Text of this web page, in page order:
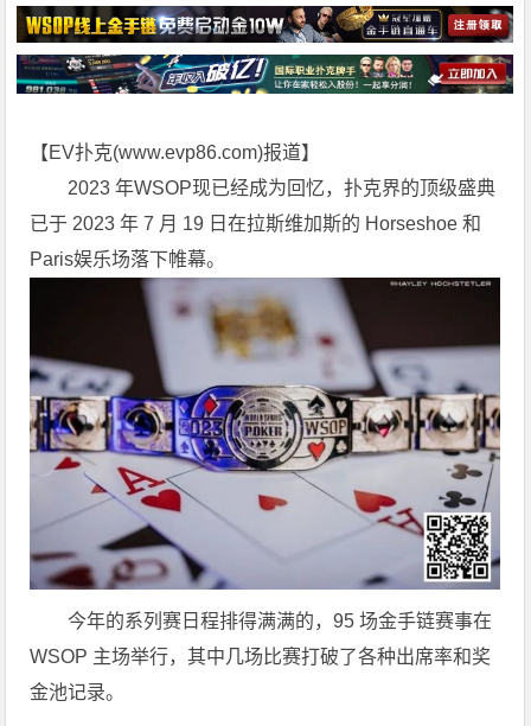
【EV扑克(www.evp86.com)报道】
2023 年WSOP现已经成为回忆，扑克界的顶级盛典
已于 2023 年 7 月 19 日在拉斯维加斯的 Horseshoe 和
Paris娱乐场落下帷幕。
今年的系列赛日程排得满满的，95 场金手链赛事在
WSOP 主场举行，其中几场比赛打破了各种出席率和奖
金池记录。